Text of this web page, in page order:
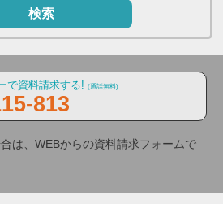
検索
で資料請求する! (通話無料)
813
は、WEBからの資料請求フォームで